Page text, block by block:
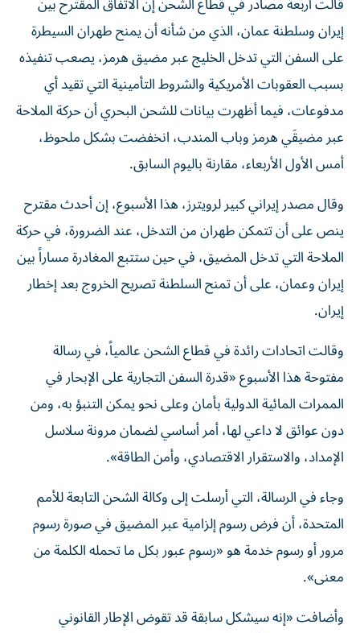
إيران وسلطنة عمان، الذي من ‌شأنه أن يمنح طهران السيطرة
على السفن التي تدخل الخليج عبر ​مضيق هرمز، يصعب تنفيذه
بسبب العقوبات الأمريكية والشروط التأمينية ‌التي تقيد أي
مدفوعات، فيما أظهرت بيانات للشحن البحري أن حركة الملاحة
عبر مضيقَي هرمز وباب المندب، انخفضت بشكل ملحوظ، ​
أمس الأول الأربعاء، مقارنة باليوم السابق.
وقال مصدر إيراني كبير لرويترز، هذا الأسبوع، إن أحدث مقترح
ينص على أن تتمكن طهران من التدخل، عند الضرورة، في حركة
الملاحة التي تدخل المضيق، ​في حين ستتبع المغادرة مساراً بين
إيران وعمان، على ‌أن تمنح السلطنة تصريح الخروج بعد إخطار
إيران.
وقالت اتحادات رائدة في قطاع الشحن عالمياً، في رسالة
مفتوحة هذا الأسبوع «قدرة السفن التجارية على الإبحار في
الممرات المائية الدولية بأمان وعلى نحو يمكن التنبؤ به، ومن
دون عوائق لا داعي لها، أمر أساسي لضمان مرونة سلاسل ​
الإمداد، والاستقرار ‌الاقتصادي، وأمن الطاقة».
وجاء في الرسالة، التي أرسلت إلى وكالة الشحن التابعة للأمم
المتحدة، أن فرض رسوم إلزامية عبر المضيق في صورة رسوم
مرور أو رسوم ‌خدمة هو «رسوم ‌عبور بكل ما تحمله الكلمة من
معنى».
وأضافت «إنه سيشكل سابقة قد تقوض الإطار ‌القانوني